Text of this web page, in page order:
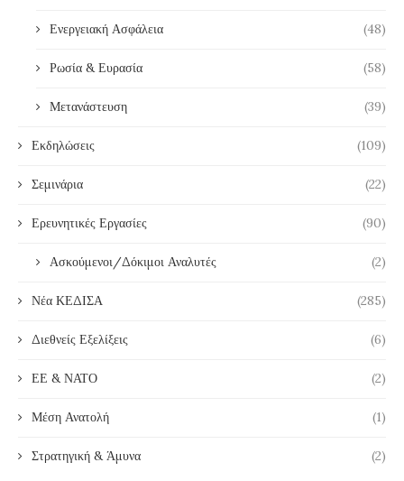
Ενεργειακή Ασφάλεια (48)
Ρωσία & Ευρασία (58)
Μετανάστευση (39)
Εκδηλώσεις (109)
Σεμινάρια (22)
Ερευνητικές Εργασίες (90)
Ασκούμενοι/Δόκιμοι Αναλυτές (2)
Νέα ΚΕΔΙΣΑ (285)
Διεθνείς Εξελίξεις (6)
ΕΕ & ΝΑΤΟ (2)
Μέση Ανατολή (1)
Στρατηγική & Άμυνα (2)